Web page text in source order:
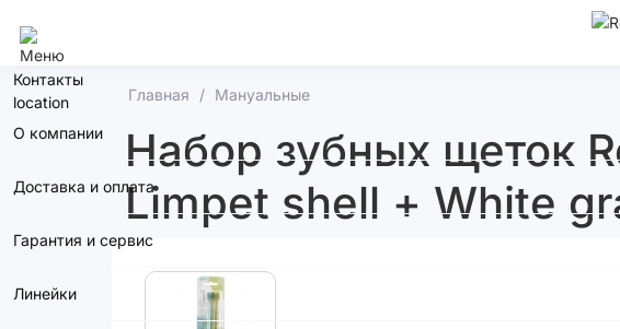
Контакты
О компании
Доставка и оплата
Гарантия и сервис
Линейки
Главная Мануальные
Набор зубных щеток
Limpet shell + White